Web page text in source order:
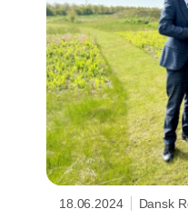
retursystemer,
dage i Danmark.
18.06.2024 Dansk